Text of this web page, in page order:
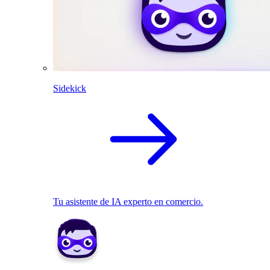
Sidekick
Tu asistente de IA experto en comercio.